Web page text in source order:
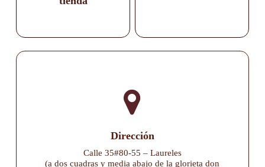
Dirección
Calle 35#80-55 – Laureles
(a dos cuadras y media abajo de la glorieta don